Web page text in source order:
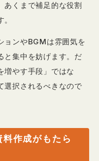
あくまで補足的な役割
ョンやBGMは雰囲気を
と集中を妨げます。だ
増やす手段」ではな
選択されるべきなので
作成がもたら